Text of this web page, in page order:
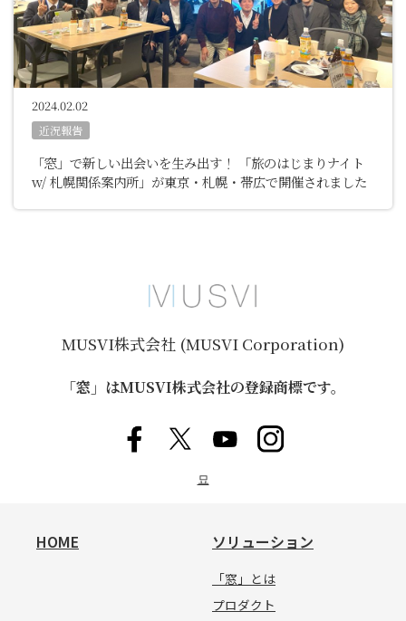
2024.02.02
近況報告
「窓」で新しい出会いを生み出す！ 「旅のはじまりナイト
w/ 札幌関係案内所」が東京・札幌・帯広で開催されました
MUSVI株式会社 (MUSVI Corporation)
「窓」はMUSVI株式会社の登録商標です。
묘
HOME ソリューション
「窓」とは
プロダクト